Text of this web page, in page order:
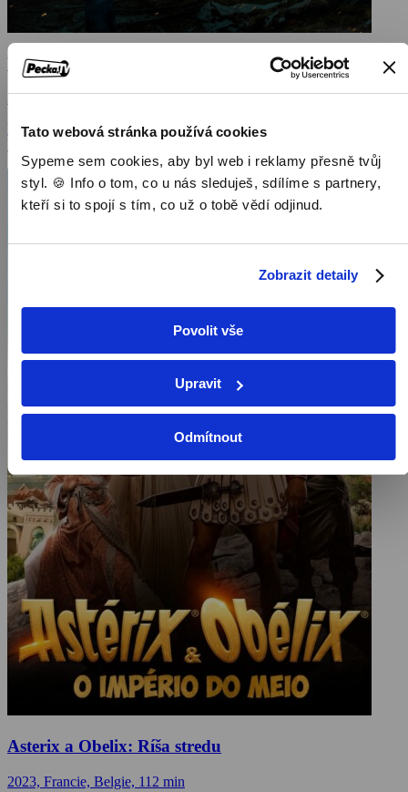
Tato webová stránka používá cookies
Sypeme sem cookies, aby byl web i reklamy přesně tvůj
styl. 🍪 Info o tom, co u nás sleduješ, sdílíme s partnery,
kteří si to spojí s tím, co už o tobě vědí odjinud.
Zobrazit detaily
Povolit vše
Upravit
Odmítnout
Vůle přežít
2022, Rusko, 108 min
Filmy / Dobrodružné filmy / Filmy různých žánrů /
Katastrofický
Asterix a Obelix: Ríša stredu
2023, Francie, Belgie, 112 min